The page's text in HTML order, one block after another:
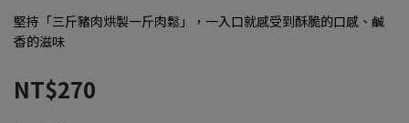
堅持「三斤豬肉烘製一斤肉鬆」，一入口就感受到酥脆的口感、鹹
香的滋味
NT$270